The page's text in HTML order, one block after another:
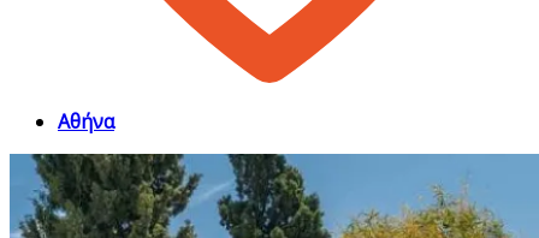
Αθήνα